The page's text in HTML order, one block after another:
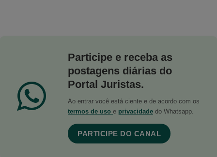
Participe e receba as
postagens diárias do
Portal Juristas.
Ao entrar você está ciente e de acordo com os
termos de uso e privacidade do Whatsapp.
PARTICIPE DO CANAL